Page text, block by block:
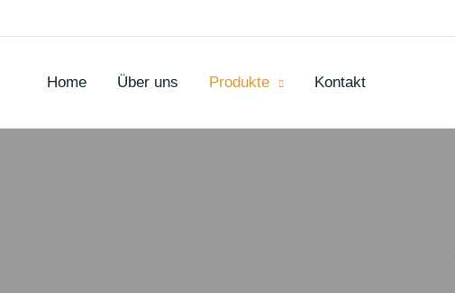
Inhalt
Home Über uns Produkte Kontakt